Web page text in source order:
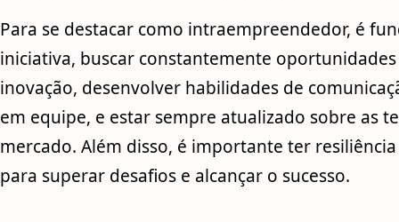
Para se destacar como intraempreendedor, é
iniciativa, buscar constantemente
inovação, desenvolver habilidades de
em equipe, e estar sempre atualizado sobre as
mercado. Além disso, é importante ter
para superar desafios e alcançar o sucesso.